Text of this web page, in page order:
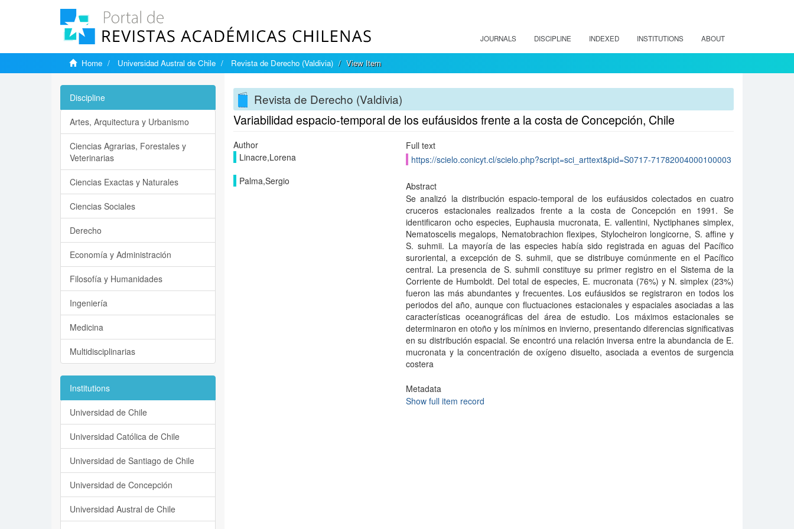
JOURNALS DISCIPLINE INDEXED INSTITUTIONS ABOUT
Home Universidad Austral de Chile Revista de Derecho (Valdivia) View Item
Revista de Derecho (Valdivia)
Variabilidad espacio-temporal de los eufáusidos frente a la costa de Concepción, Chile
Author
Linacre,Lorena
Palma,Sergio
Full text
https://scielo.conicyt.cl/scielo.php?script=sci_arttext&pid=S0717-71782004000100003
Abstract
Se analizó la distribución espacio-temporal de los eufáusidos colectados en cuatro
cruceros estacionales realizados frente a la costa de Concepción en 1991. Se
identificaron ocho especies, Euphausia mucronata, E. vallentini, Nyctiphanes simplex,
Nematoscelis megalops, Nematobrachion flexipes, Stylocheiron longicorne, S. affine y
S. suhmii. La mayoría de las especies había sido registrada en aguas del Pacífico
suroriental, a excepción de S. suhmii, que se distribuye comúnmente en el Pacífico
central. La presencia de S. suhmii constituye su primer registro en el Sistema de la
Corriente de Humboldt. Del total de especies, E. mucronata (76%) y N. simplex (23%)
fueron las más abundantes y frecuentes. Los eufáusidos se registraron en todos los
periodos del año, aunque con fluctuaciones estacionales y espaciales asociadas a las
características oceanográficas del área de estudio. Los máximos estacionales se
determinaron en otoño y los mínimos en invierno, presentando diferencias significativas
en su distribución espacial. Se encontró una relación inversa entre la abundancia de E.
mucronata y la concentración de oxígeno disuelto, asociada a eventos de surgencia
costera
Metadata
Show full item record
Discipline
Artes, Arquitectura y Urbanismo
Ciencias Agrarias, Forestales y
Veterinarias
Ciencias Exactas y Naturales
Ciencias Sociales
Derecho
Economía y Administración
Filosofía y Humanidades
Ingeniería
Medicina
Multidisciplinarias
Institutions
Universidad de Chile
Universidad Católica de Chile
Universidad de Santiago de Chile
Universidad de Concepción
Universidad Austral de Chile